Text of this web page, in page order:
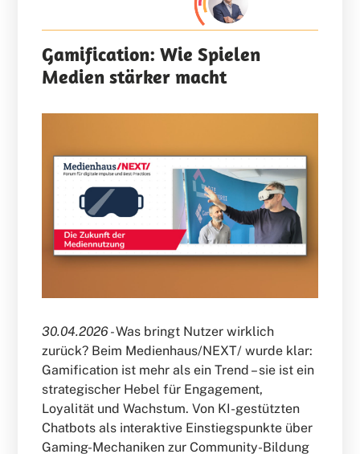
Gamification: Wie Spielen
Medien stärker macht
30.04.2026 -Was bringt Nutzer wirklich
zurück? Beim Medienhaus/NEXT/ wurde klar:
Gamification ist mehr als ein Trend – sie ist ein
strategischer Hebel für Engagement,
Loyalität und Wachstum. Von KI-gestützten
Chatbots als interaktive Einstiegspunkte über
Gaming-Mechaniken zur Community-Bildung